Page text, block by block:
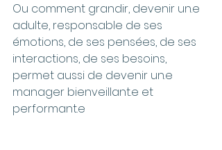
Ou comment grandir, devenir un.e
adulte, responsable de ses
émotions, de ses pensées, de ses
interactions, de ses besoins,
permet aussi de devenir un.e
manager bienveillant.e et
performant.e